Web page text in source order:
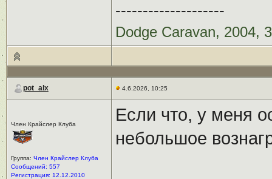
--------------------
Dodge Caravan, 2004,
pot_alx 4.6.2026, 10:25
Член Крайслер Клуба
Группа: Член Крайслер Клуба
Сообщений: 557
Регистрация: 12.12.2010
Если что, у меня
небольшое